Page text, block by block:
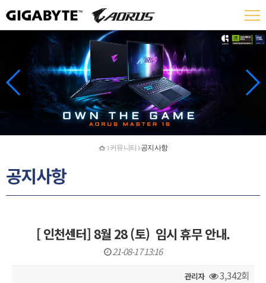
홈커뮤니티 공지사항
공지사항
[ 인천센터] 8월 28 (토) 임시 휴무 안내.
21-08-17 13:16
관리자
3,342회